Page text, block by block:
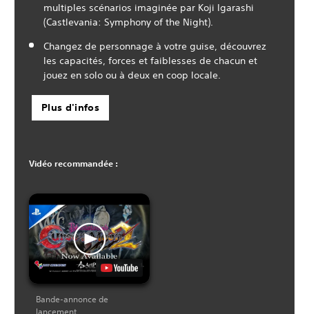
multiples scénarios imaginée par Koji Igarashi
(Castlevania: Symphony of the Night).
Changez de personnage à votre guise, découvrez
les capacités, forces et faiblesses de chacun et
jouez en solo ou à deux en coop locale.
Plus d'infos
Vidéo recommandée :
Bande-annonce de